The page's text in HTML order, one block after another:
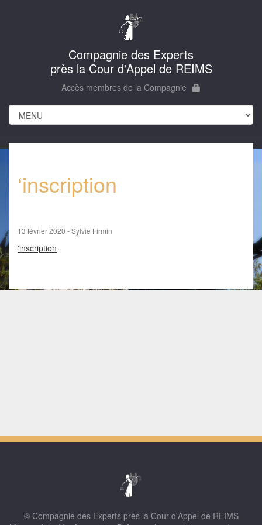
Compagnie des Experts
près la Cour d'Appel de REIMS
Accès membres de la Compagnie
‘inscription
13 février 2020 - Sylvie Firmin
'inscription
© Compagnie des Experts près la Cour d'Appel de REIMS